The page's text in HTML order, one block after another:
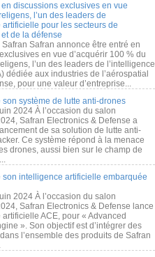
discussions exclusives en vue
l’un des leaders de
artificielle pour les secteurs de
et de la défense
Safran annonce être entré en
en vue d’acquérir 100 % du
l’un des leaders de l’intelligence
dédiée aux industries de l’aérospatial
pour une valeur d’entreprise...
son système de lutte anti-drones
2024 À l’occasion du salon
Safran Electronics & Defense a
de sa solution de lutte anti-
Ce système répond à la menace
drones, aussi bien sur le champ de
son intelligence artificielle embarquée
2024 À l’occasion du salon
Safran Electronics & Defense lance
artificielle ACE, pour « Advanced
». Son objectif est d’intégrer des
l’ensemble des produits de Safran